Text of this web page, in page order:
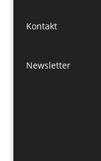
Kontakt
Newsletter